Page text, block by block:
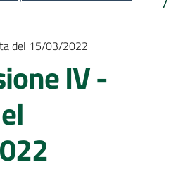
/
del 15/03/2022
IV -